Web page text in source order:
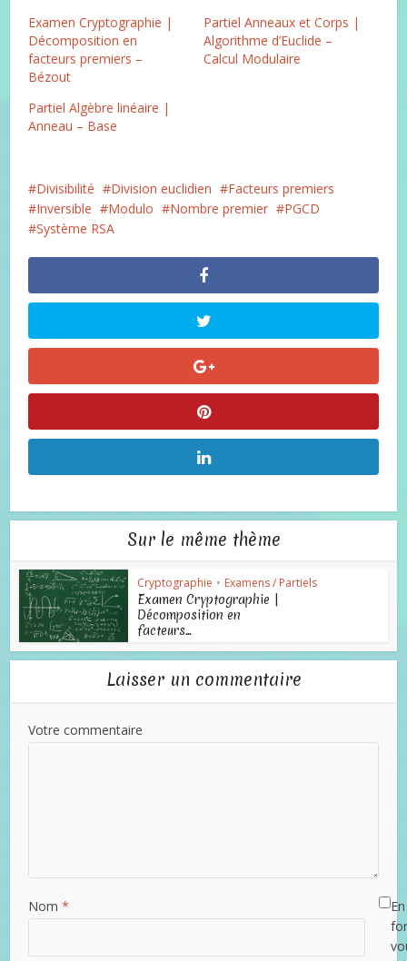
Examen Cryptographie |
Décomposition en
facteurs premiers –
Bézout
Partiel Anneaux et Corps |
Algorithme d’Euclide –
Calcul Modulaire
Partiel Algèbre linéaire |
Anneau – Base
Divisibilité Division euclidien
Facteurs premiers
Inversible
Modulo Nombre premier
PGCD
Système RSA
Sur le même thème
Cryptographie • Examens / Partiels
Examen Cryptographie |
Décomposition en
facteurs...
Laisser un commentaire
Votre commentaire
Nom *